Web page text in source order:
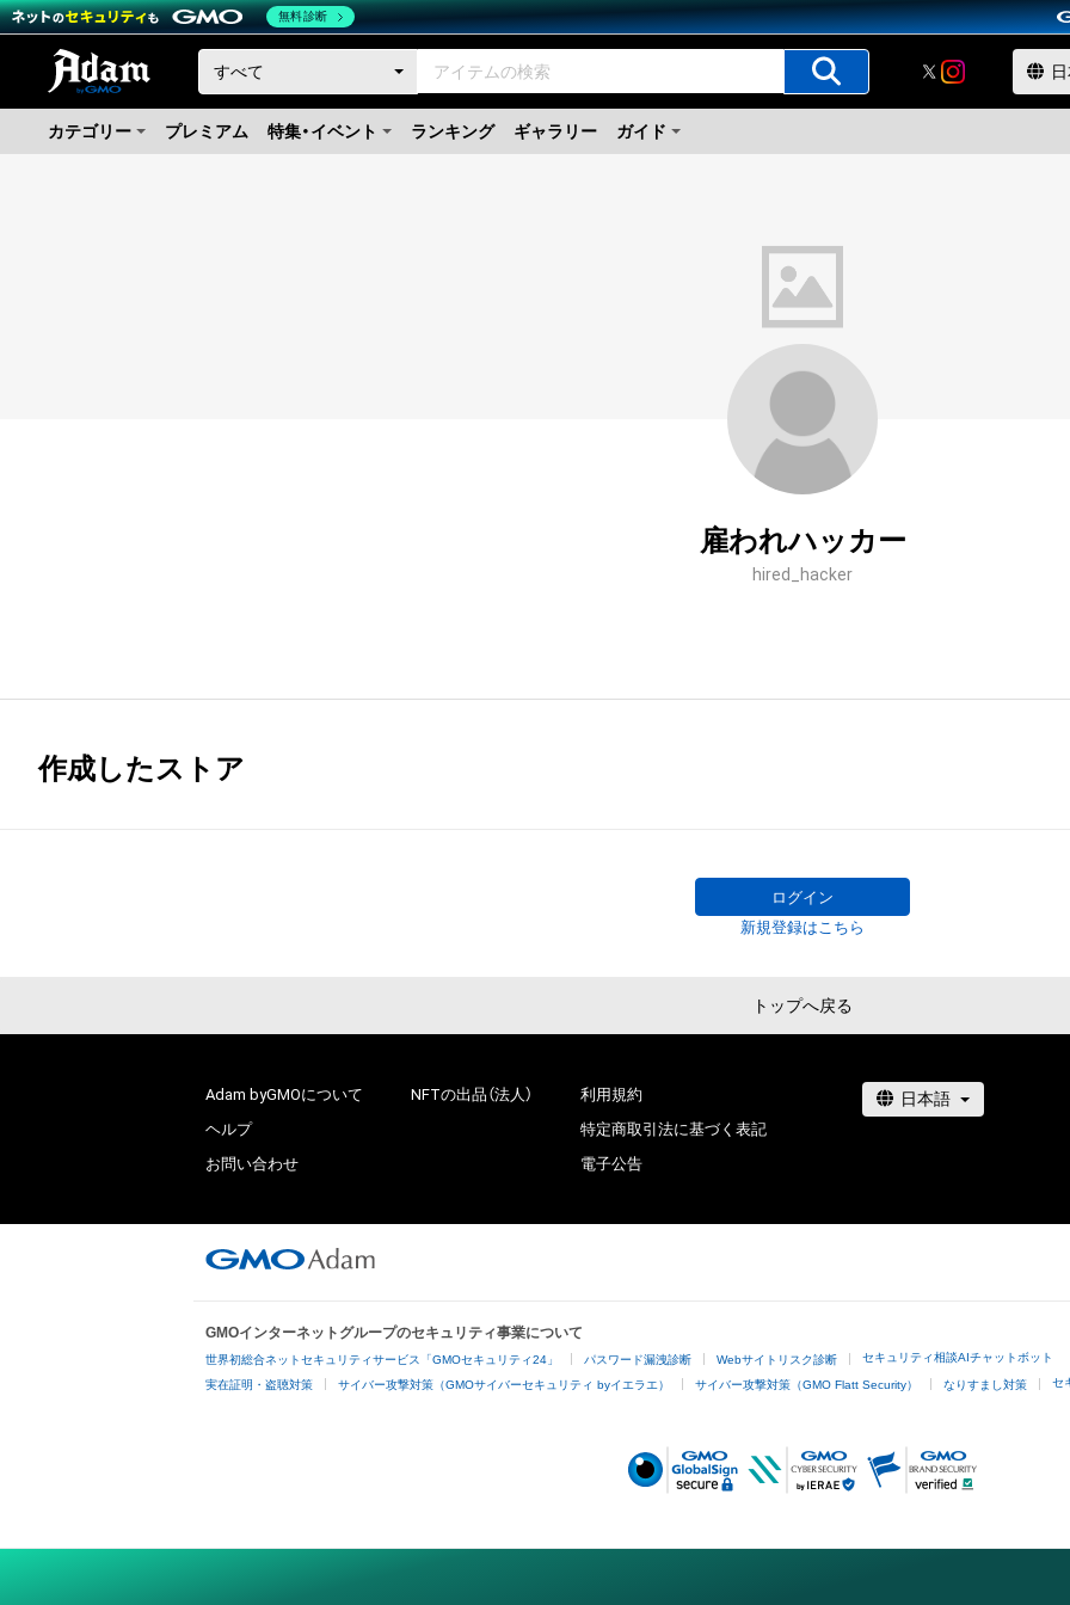
カテゴリー プレミアム 特集・イベント ランキング ギャラリー ガイド
雇われハッカー
hired_hacker
作成したストア
ログイン
新規登録はこちら
トップへ戻る
Adam byGMOについて
ヘルプ
お問い合わせ
NFTの出品（法人）
利用規約
特定商取引法に基づく表記
電子公告
GMOインターネットグループのセキュリティ事業について
世界初総合ネットセキュリティサービス「GMOセキュリティ24」 パスワード漏洩診断 Webサイトリスク診断 セキュリティ相談AIチャットボット
実在証明・盗聴対策 サイバー攻撃対策（GMOサイバーセキュリティ byイエラエ） サイバー攻撃対策（GMO Flatt Security） なりすまし対策 セ
無料診断